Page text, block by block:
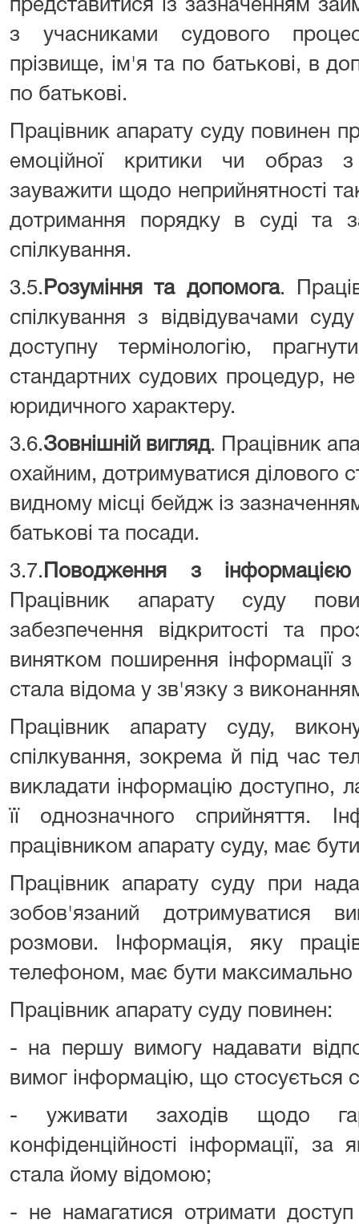
представитися із зазначенням
з учасниками судового
прізвище, ім'я та по батькові, в
по батькові.
Працівник апарату суду повинен
емоційної критики чи образ з
зауважити щодо неприйнятності
дотримання порядку в суді та
спілкування.
3.5. Розуміння та допомога.
спілкування з відвідувачами
доступну термінологію,
стандартних судових процедур,
юридичного характеру.
3.6.Зовнішній вигляд. Працівник
охайним, дотримуватися ділового
видному місці бейдж із
батькові та посади.
3.7. Поводження з інформацією
Працівник апарату суду
забезпечення відкритості та
винятком поширення інформації
стала відома у зв'язку з
Працівник апарату суду,
спілкування, зокрема й під час
викладати інформацію доступно,
її однозначного сприйняття.
працівником апарату суду, має
Працівник апарату суду при
зобов'язаний дотримуватися
розмови. Інформація, яку
телефоном, має бути максимально
Працівник апарату суду повинен:
- на першу вимогу надавати
вимог інформацію, що стосується
- уживати заходів щодо
конфіденційності інформації, за
стала йому відомою;
- не намагатися отримати